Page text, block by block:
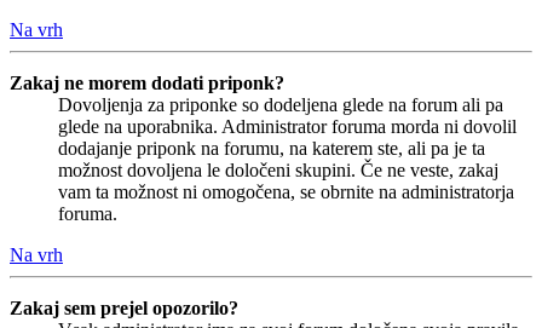
Na vrh
Zakaj ne morem dodati priponk?
Dovoljenja za priponke so dodeljena glede na forum ali pa
glede na uporabnika. Administrator foruma morda ni dovolil
dodajanje priponk na forumu, na katerem ste, ali pa je ta
možnost dovoljena le določeni skupini. Če ne veste, zakaj
vam ta možnost ni omogočena, se obrnite na administratorja
foruma.
Na vrh
Zakaj sem prejel opozorilo?